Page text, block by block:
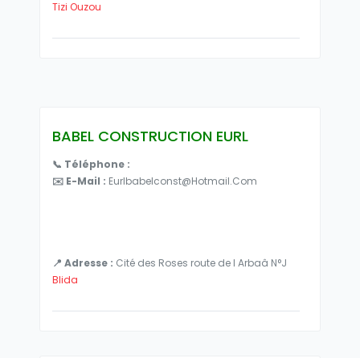
Tizi Ouzou
BABEL CONSTRUCTION EURL
📞 Téléphone :
✉️ E-Mail : Eurlbabelconst@hotmail.com
📍 Adresse : Cité des Roses route de l Arbaâ N°J
Blida